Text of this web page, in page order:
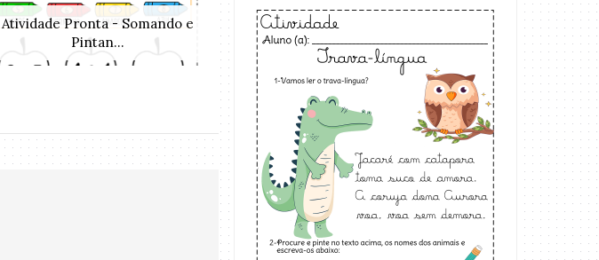
Atividade Pronta - Somando e
Pintan...
Atividade Pronta - Subtração
Atividade
Valor